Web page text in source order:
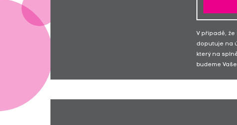
V případě,
doputuje na
který na
budeme